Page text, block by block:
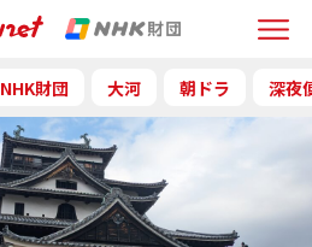
Menu
NHK財団 大河 朝ドラ 深夜